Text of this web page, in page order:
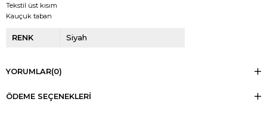
Tekstil üst kısım
Kauçuk taban
RENK Siyah
YORUMLAR(0)
ÖDEME SEÇENEKLERI